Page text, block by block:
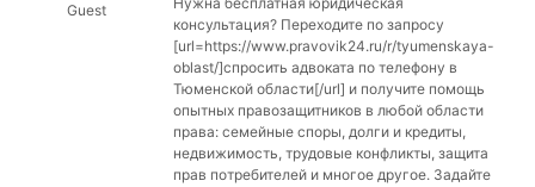
Guest
консультация? Переходите по запросу
[url=https://www.pravovik24.ru/r/tyumenskaya-
oblast/]спросить адвоката по телефону в
Тюменской области[/url] и получите помощь
опытных правозащитников в любой области
права: семейные споры, долги и кредиты,
недвижимость, трудовые конфликты, защита
прав потребителей и многое другое. Задайте